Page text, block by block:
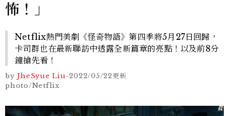
怖！」
Netflix熱門美劇《怪奇物語》第四季將5月27日回歸，
卡司群也在最新聯訪中透露全新篇章的亮點！以及前8分
鐘搶先看！
by JheSyue Liu-2022/05/22更新
photo/Netflix